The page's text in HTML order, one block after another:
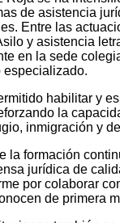
de asistencia
Entre las
y asistencia
en la sede
especializado.
habilitar y
la
inmigración y
la formación
jurídica de
por colaborar
de primera